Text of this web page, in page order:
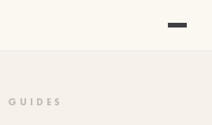
GUIDES